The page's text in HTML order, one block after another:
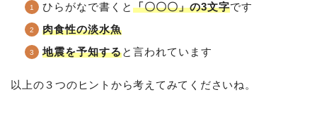
ひらがなで書くと 「〇〇〇」の3文字です
肉食性の淡水魚
地震を予知すると言われています
以上の３つのヒントから考えてみてくださいね。